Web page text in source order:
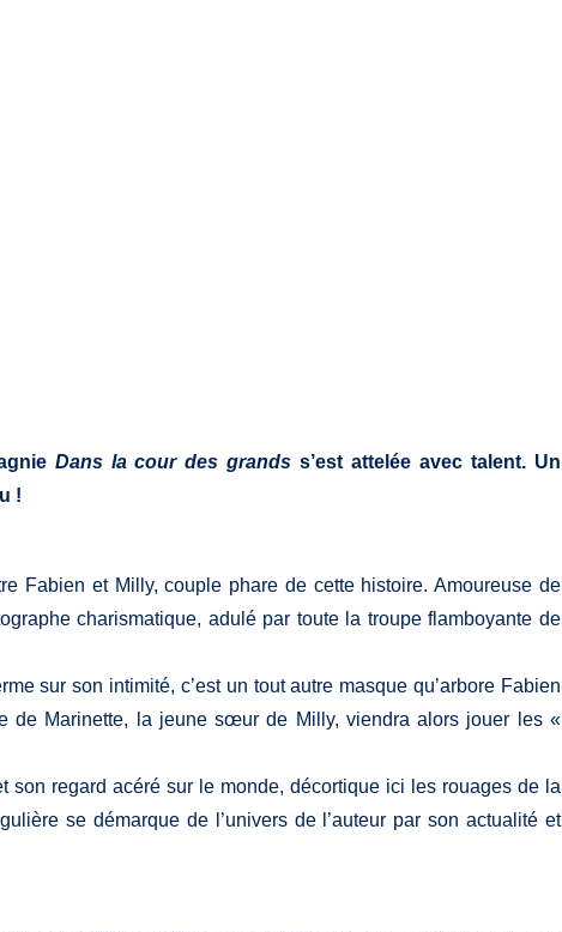
Dans la cour des grands s’est attelée avec talent. Un
!
Fabien et Milly, couple phare de cette histoire. Amoureuse de
charismatique, adulé par toute la troupe flamboyante de
sur son intimité, c’est un tout autre masque qu’arbore Fabien
de Marinette, la jeune sœur de Milly, viendra alors jouer les «
son regard acéré sur le monde, décortique ici les rouages de la
se démarque de l’univers de l’auteur par son actualité et